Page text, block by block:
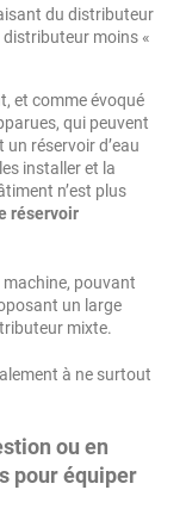
du distributeur
moins «
et comme évoqué
qui peuvent
réservoir d’eau
installer et la
n’est plus
réservoir
machine, pouvant
un large
mixte.
à ne surtout
ou en
pour équiper